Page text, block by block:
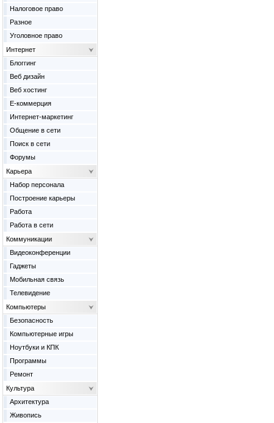
Налоговое право
Разное
Уголовное право
Интернет
Блоггинг
Веб дизайн
Веб хостинг
Е-коммерция
Интернет-маркетинг
Общение в сети
Поиск в сети
Форумы
Карьера
Набор персонала
Построение карьеры
Работа
Работа в сети
Коммуникации
Видеоконференции
Гаджеты
Мобильная связь
Телевидение
Компьютеры
Безопасность
Компьютерные игры
Ноутбуки и КПК
Программы
Ремонт
Культура
Архитектура
Живопись